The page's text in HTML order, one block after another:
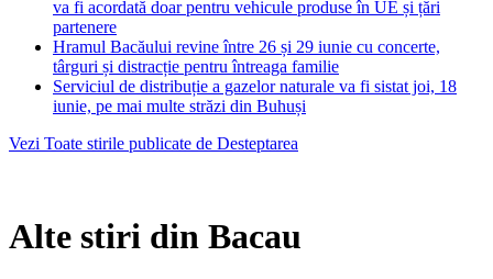
va fi acordată doar pentru vehicule produse în UE și țări
partenere
Hramul Bacăului revine între 26 și 29 iunie cu concerte,
târguri și distracție pentru întreaga familie
Serviciul de distribuție a gazelor naturale va fi sistat joi, 18
iunie, pe mai multe străzi din Buhuși
Vezi Toate stirile publicate de Desteptarea
Alte stiri din Bacau